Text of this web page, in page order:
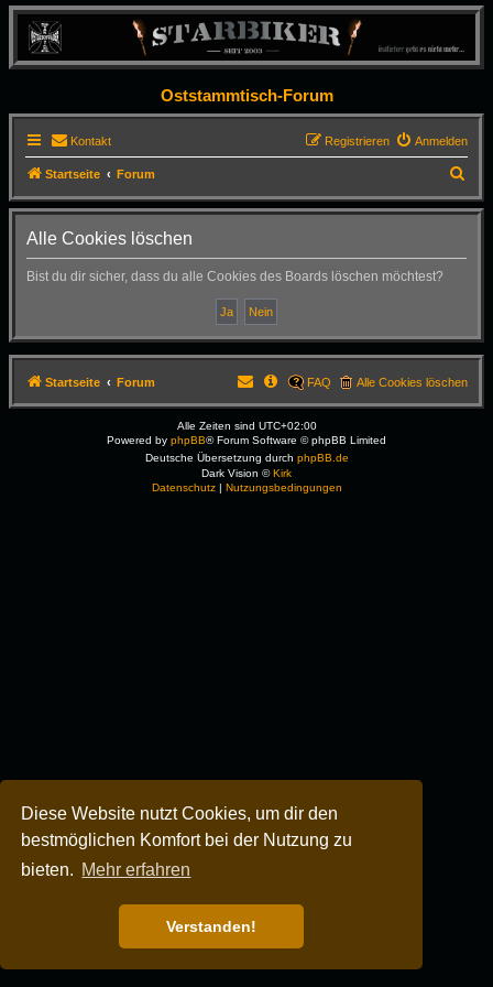
Diese Website nutzt Cookies, um dir den
bestmöglichen Komfort bei der Nutzung zu
bieten. Mehr erfahren
Verstanden!
Oststammtisch-Forum
Kontakt Anmelden
Registrieren
Startseite Forum
u
Alle Cookies löschen
Bist du dir sicher, dass du alle Cookies des Boards löschen möchtest?
Startseite Forum Alle Cookies löschen
FAQ
Alle Zeiten sind UTC+02:00
Powered by phpBB® Forum Software © phpBB Limited
Deutsche Übersetzung durch phpBB.de
Dark Vision ©Kirk
Datenschutz| Nutzungsbedingungen